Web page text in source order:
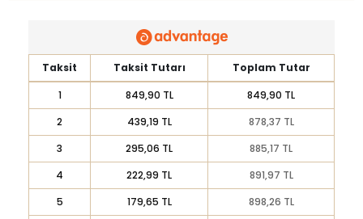
Taksit Taksit Tutarı
Toplam Tutar
1
849,90 TL
849,90 TL
2
439,19 TL
878,37 TL
3
295,06 TL
885,17 TL
4
222,99 TL
891,97 TL
5
179,65 TL
898,26 TL